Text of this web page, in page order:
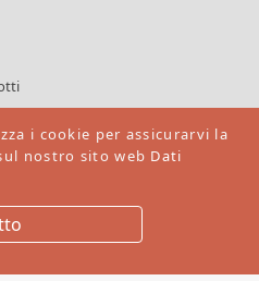
i cookie per assicurarvi la
nostro sito web Dati